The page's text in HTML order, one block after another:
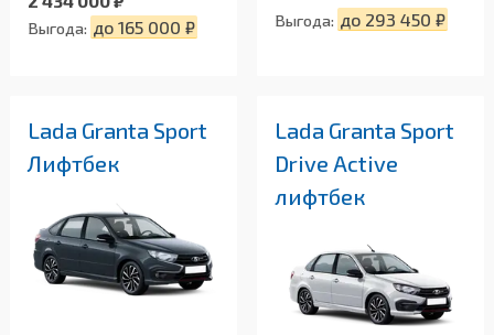
Выгода: до 165 000 ₽ Выгода: до 293 450 ₽
Lada Granta Sport
Лифтбек
Lada Granta Sport
Drive Active
лифтбек